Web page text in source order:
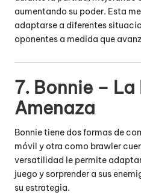
aumentando su poder. Esta
adaptarse a diferentes
oponentes a medida que
7. Bonnie – La
Amenaza
Bonnie tiene dos formas de
móvil y otra como brawler
versatilidad le permite
juego y sorprender a sus
su estrategia.